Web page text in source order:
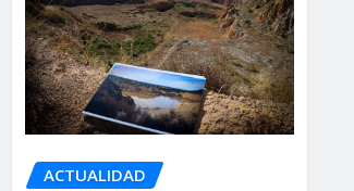
ACTUALIDAD